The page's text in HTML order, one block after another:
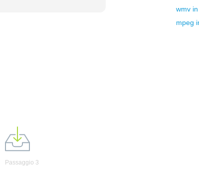
Passaggio 3
wmv in
mpeg